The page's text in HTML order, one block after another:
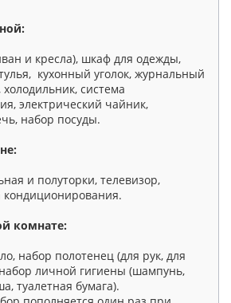
и кресла), шкаф для одежды,
кухонный уголок, журнальный
холодильник, система
электрический чайник,
набор посуды.
и полуторки, телевизор,
кондиционирования.
комнате:
набор полотенец (для рук, для
личной гигиены (шампунь,
туалетная бумага).